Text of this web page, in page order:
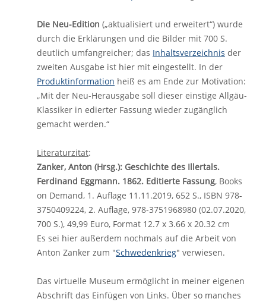
Die Neu-Edition („aktualisiert und erweitert“) wurde
durch die Erklärungen und die Bilder mit 700 S.
deutlich umfangreicher; das Inhaltsverzeichnis der
zweiten Ausgabe ist hier mit eingestellt. In der
Produktinformation heiß es am Ende zur Motivation:
„Mit der Neu-Herausgabe soll dieser einstige Allgäu-
Klassiker in edierter Fassung wieder zugänglich
gemacht werden.“
Literaturzitat:
Zanker, Anton (Hrsg.): Geschichte des Illertals.
Ferdinand Eggmann. 1862. Editierte Fassung, Books
on Demand, 1. Auflage 11.11.2019, 652 S., ISBN 978-
3750409224, 2. Auflage, 978-3751968980 (02.07.2020,
700 S.), 49,99 Euro, Format 12.7 x 3.66 x 20.32 cm
Es sei hier außerdem nochmals auf die Arbeit von
Anton Zanker zum "Schwedenkrieg" verwiesen.
Das virtuelle Museum ermöglicht in meiner eigenen
Abschrift das Einfügen von Links. Über so manches